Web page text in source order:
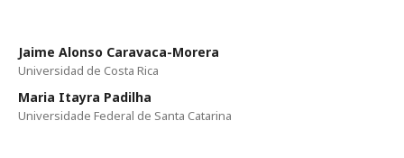
Jaime Alonso Caravaca-Morera
Universidad de Costa Rica
Maria Itayra Padilha
Universidade Federal de Santa Catarina